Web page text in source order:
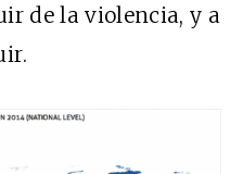
de la violencia, y a